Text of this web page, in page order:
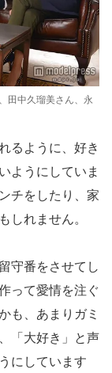
田中久瑠美さん、永
るように、好き
ようにしていま
チをしたり、家
れません。
守番をさせてし
って愛情を注ぐ
も、あまりガミ
「大好き」と声
にしています